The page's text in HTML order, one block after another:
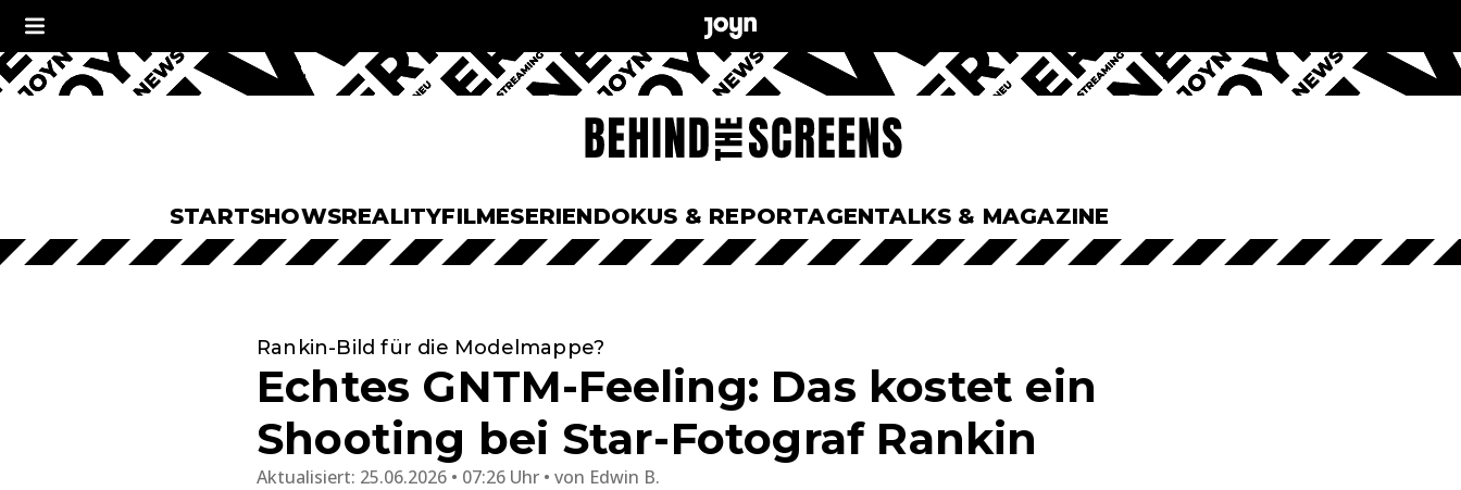
STARTSHOWSREALITYFILMESERIENDOKUS & REPORTAGENTALKS & MAGAZINE
Rankin-Bild für die Modelmappe?
Echtes GNTM-Feeling: Das kostet ein
Shooting bei Star-Fotograf Rankin
Aktualisiert: 25.06.2026 • 07:26 Uhr von Edwin B.